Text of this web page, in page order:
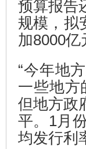
预算报告
规模，拟
加8000亿
“今年地
一些地方
但地方政
平。1月
均发行利